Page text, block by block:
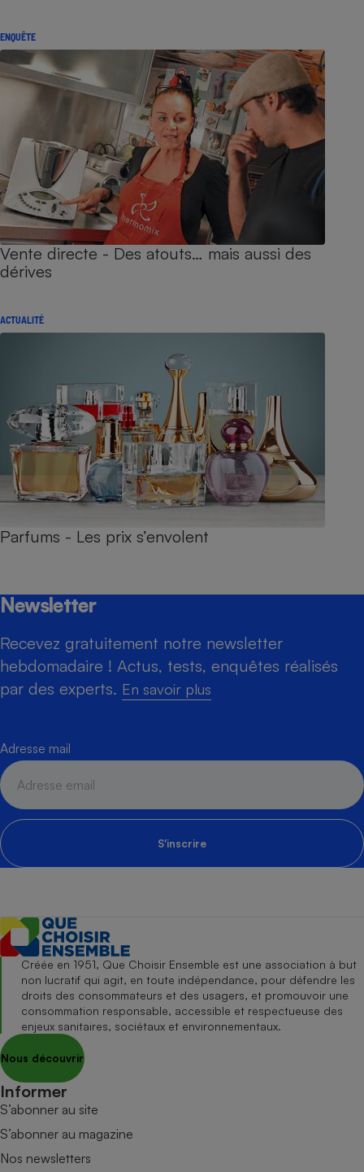
ENQUÊTE
Vente directe - Des atouts… mais aussi des
dérives
ACTUALITÉ
Parfums - Les prix s’envolent
Newsletter
Recevez gratuitement notre newsletter
hebdomadaire ! Actus, tests, enquêtes réalisés
par des experts. En savoir plus
Adresse mail
S'inscrire
Créée en 1951, Que Choisir Ensemble est une association à but
non lucratif qui agit, en toute indépendance, pour défendre les
droits des consommateurs et des usagers, et promouvoir une
consommation responsable, accessible et respectueuse des
enjeux sanitaires, sociétaux et environnementaux.
Nous découvrir
Informer
S’abonner au site
S’abonner au magazine
Nos newsletters